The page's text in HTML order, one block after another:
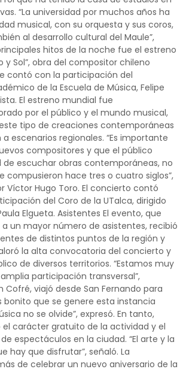
“La universidad por muchos años ha
musical, con su orquesta y sus coros,
al desarrollo cultural del Maule”,
hitos de la noche fue el estreno
y Sol”, obra del compositor chileno
contó con la participación del
de la Escuela de Música, Felipe
El estreno mundial fue
por el público y el mundo musical,
tipo de creaciones contemporáneas
escenarios regionales. “Es importante
compositores y que el público
de escuchar obras contemporáneas, no
compusieron hace tres o cuatro siglos”,
Víctor Hugo Toro. El concierto contó
del Coro de la UTalca, dirigido
Elgueta. Asistentes El evento, que
un mayor número de asistentes, recibió
de distintos puntos de la región y
la alta convocatoria del concierto y
de diversos territorios. “Estamos muy
participación transversal”,
viajó desde San Fernando para
bonito que se genere esta instancia
no se olvide”, expresó. En tanto,
el carácter gratuito de la actividad y el
espectáculos en la ciudad. “El arte y la
hay que disfrutar”, señaló. La
de celebrar un nuevo aniversario de la